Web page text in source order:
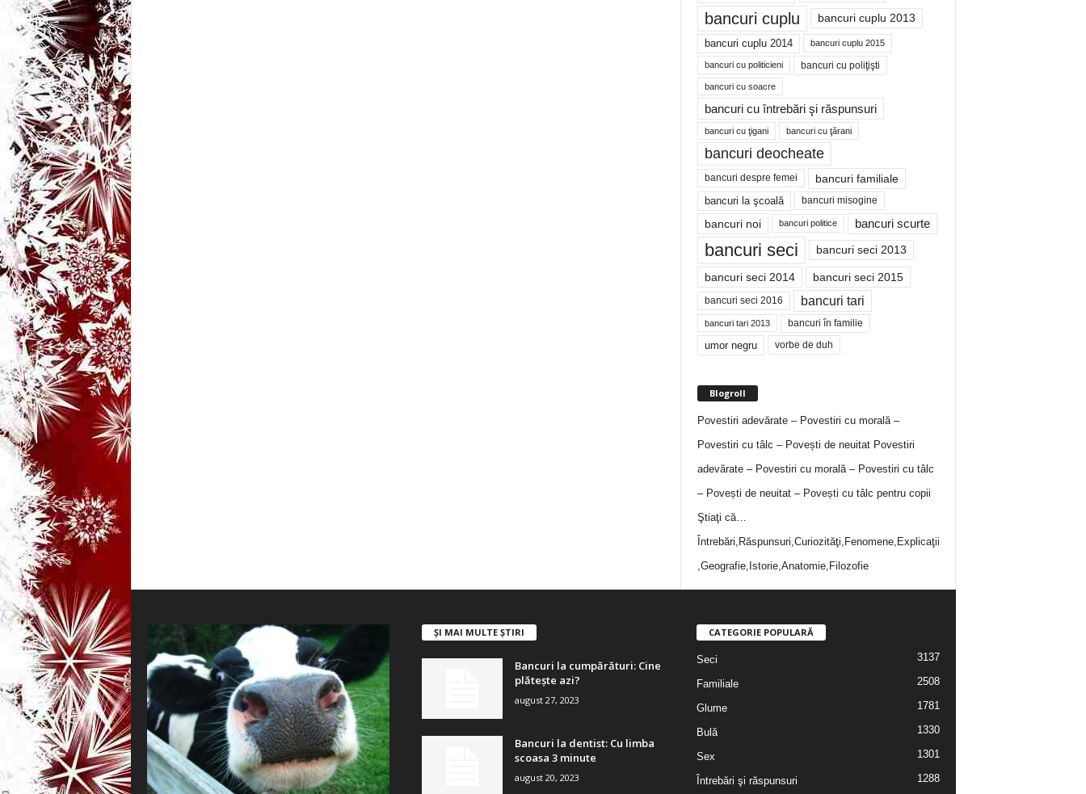
bancuri cuplu bancuri cuplu 2013
bancuri cuplu 2014 bancuri cuplu 2015
bancuri cu politicieni bancuri cu poliţişti
bancuri cu soacre
bancuri cu întrebări şi răspunsuri
bancuri cu ţigani bancuri cu ţărani
bancuri deocheate
bancuri despre femei bancuri familiale
bancuri la şcoală bancuri misogine
bancuri noi bancuri politice bancuri scurte
bancuri seci bancuri seci 2013
bancuri seci 2014 bancuri seci 2015
bancuri seci 2016 bancuri tari
bancuri tari 2013 bancuri în familie
umor negru vorbe de duh
Blogroll
Povestiri adevărate – Povestiri cu morală –
Povestiri cu tâlc – Povești de neuitatPovestiri
adevărate – Povestiri cu morală – Povestiri cu tâlc
– Povești de neuitat – Povești cu tâlc pentru copii
Ştiaţi că…
Întrebări,Răspunsuri,Curiozităţi,Fenomene,Explicaţii
,Geografie,Istorie,Anatomie,Filozofie
ȘI MAI MULTE ȘTIRI
Bancuri la cumpărături: Cine
plătește azi?
august 27, 2023
Bancuri la dentist: Cu limba
scoasa 3 minute
august 20, 2023
CATEGORIE POPULARĂ
Seci 3137
Familiale 2508
Glume 1781
Bulă 1330
Sex 1301
Întrebări şi răspunsuri 1288